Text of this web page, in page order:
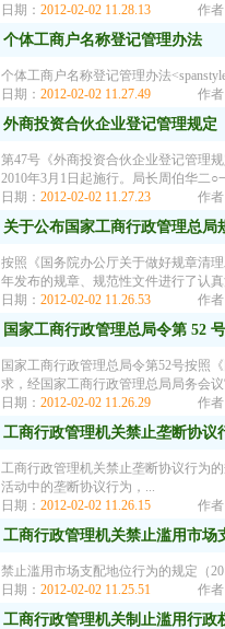
日期： 2012-02-02 11.28.13 作
个体工商户名称登记管理办法
个体工商户名称登记管理办法
日期： 2012-02-02 11.27.49 作
外商投资合伙企业登记管理规定
第47号《外商投资合伙企业登记管理
2010年3月1日起施行。局长周伯华二○
日期： 2012-02-02 11.27.23 作
关于公布国家工商行政管理总局
按照《国务院办公厅关于做好规章清
年发布的规章、规范性文件进行了认
日期： 2012-02-02 11.26.53 作
国家工商行政管理总局令第 52 号
国家工商行政管理总局令第52号按照
求，经国家工商行政管理总局局务会
日期： 2012-02-02 11.26.29 作
工商行政管理机关禁止垄断协议
工商行政管理机关禁止垄断协议行为
活动中的垄断协议行为，...
日期： 2012-02-02 11.26.15 作
工商行政管理机关禁止滥用市场
禁止滥用市场支配地位行为的规定（
日期： 2012-02-02 11.25.51 作
工商行政管理机关制止滥用行政